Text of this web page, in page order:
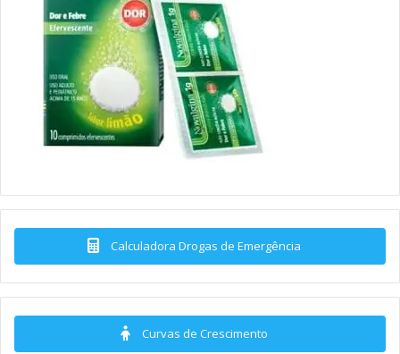
Calculadora Drogas de Emergência
Curvas de Crescimento